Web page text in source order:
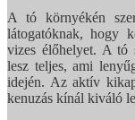
A tó környékén
látogatóknak, hogy
vizes élőhelyet. A tó
lesz teljes, ami
idején. Az aktív
kenuzás kínál kiváló